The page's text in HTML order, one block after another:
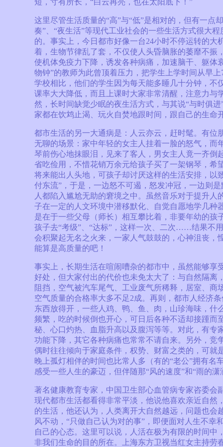
短，寸有所长，“白云再亮，也在太阳底下！”
这里尽管生活质量的“高”与“低”是相对的，但有一点
奏”、“夜生活”等现代工业社会的一些生活方式很大
的。事实上，今日都市好像一台24小时不停运转的大
着，生物节律乱了套，不仅使人头昏脑胀的萎靡不振
使机体免疫力下降，诱发各种病痛，加速脑干、躯体
物钟”的教师为此曾顶着压力，把学生上学时间从早上
学校相比，他们的学生因为每天能多睡几十分钟，不
课率大大降低，而且上课时大家非常清醒，注意力与
然，长时间缺觉少眠的夜生活方式，与其说“与时俱
家都在饮鸩止渴、玩火自焚地跟时间，跟自己的生命
都市生活的另一大通病是：人云亦云，赶时髦。有位
无聊的场景：家中年轻的女主人挂着一脸的怒气，而
琴前伤心地抹眼泪，见来了客人，男女主人竟一齐倒
省吃俭用，不惜花销万余元给孩子买了一架钢琴，希
将来能出人头地，可孩子却讨厌这样的生活安排，以
付东流”，于是，一边怒不可遏，怒发冲冠，一边则
人都陷入尴尬无助的窘境之中。虽然音乐对于提升人
子在一定的人文环境中潜移默化、自觉自愿地学几种
是在于一些父母（师长）相互攀比着，非要年幼的孩
孩子去“考级”、“达标”，这样一次、二次……结果不
会积聚起无名之火来，一家人气鼓鼓的，心神沮丧，
能算是高质量的吧！
事实上，长期生活在喧闹嘈杂的都市中，虽然能够享
好处，但大家付出的代价也未免太大了：与自然隔离
阻挡，空气被汽车尾气、工业废气所稀释，居室、商
空气质量的合格率大多不足2成。再则，都市人经济
东西放得开，一些人鸡、鸭、鱼、肉，山珍海味，什
频繁，吃的时候倒也开心，可日后各种不适却接踵而
秘、心口灼热、血脂升高以及腹泻等等。对此，有专
功能下降，其它各种病痛也常常不请自来。另外，竞
偶时往往倾向于家庭条件，权势、财富之类的，可就
晚上孤灯相伴的时间也比常人多（有的“老公”拥有名
感受一些人生的豪迈，但伴随那“风的速度”和“雨的
著名健康教育专家，中国卫生部心血管病专家咨委会
现代都市生活都看得非常平淡，他说他喜欢亲近自然
的生活，他还认为，人类离开大自然越远，问题也会
风不动，“只做自己认为对的事”，即便面对人生不幸
自己的心态。这里可以说，人活在极为有限的时间中
非我们生命的目的所在。上海东方卫视当红女主持劳